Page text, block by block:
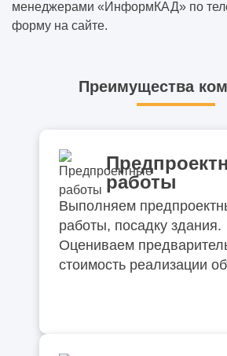
менеджерами «ИнформКАД» по
форму на сайте.
Преимущества
работы
Выполняем
работы, посадку здания.
Оцениваем
стоимость реализации